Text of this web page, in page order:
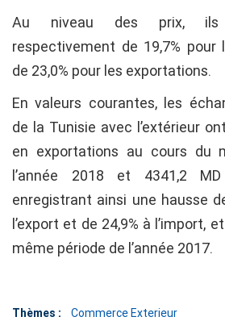
Au niveau des prix, ils
respectivement de 19,7%
de 23,0% pour les exportations.
En valeurs courantes, les
de la Tunisie avec l’extérieur
en exportations au cours du
l’année 2018 et 4341,2
enregistrant ainsi une hausse
l’export et de 24,9% à l’import,
même période de l’année 2017.
Thèmes : Commerce Exterieur